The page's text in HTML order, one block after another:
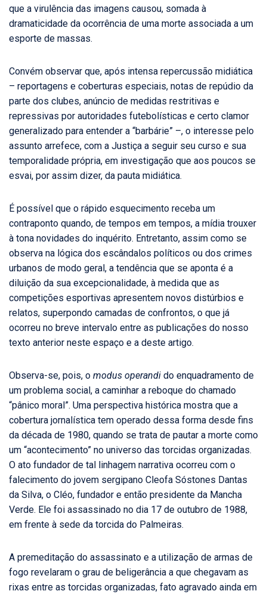
que a virulência das imagens causou, somada à
dramaticidade da ocorrência de uma morte associada a um
esporte de massas.
Convém observar que, após intensa repercussão midiática
– reportagens e coberturas especiais, notas de repúdio da
parte dos clubes, anúncio de medidas restritivas e
repressivas por autoridades futebolísticas e certo clamor
generalizado para entender a “barbárie” –, o interesse pelo
assunto arrefece, com a Justiça a seguir seu curso e sua
temporalidade própria, em investigação que aos poucos se
esvai, por assim dizer, da pauta midiática.
É possível que o rápido esquecimento receba um
contraponto quando, de tempos em tempos, a mídia trouxer
à tona novidades do inquérito. Entretanto, assim como se
observa na lógica dos escândalos políticos ou dos crimes
urbanos de modo geral, a tendência que se aponta é a
diluição da sua excepcionalidade, à medida que as
competições esportivas apresentem novos distúrbios e
relatos, superpondo camadas de confrontos, o que já
ocorreu no breve intervalo entre as publicações do nosso
texto anterior neste espaço e a deste artigo.
Observa-se, pois, o modus operandi do enquadramento de
um problema social, a caminhar a reboque do chamado
“pânico moral”. Uma perspectiva histórica mostra que a
cobertura jornalística tem operado dessa forma desde fins
da década de 1980, quando se trata de pautar a morte como
um “acontecimento” no universo das torcidas organizadas.
O ato fundador de tal linhagem narrativa ocorreu com o
falecimento do jovem sergipano Cleofa Sóstones Dantas
da Silva, o Cléo, fundador e então presidente da Mancha
Verde. Ele foi assassinado no dia 17 de outubro de 1988,
em frente à sede da torcida do Palmeiras.
A premeditação do assassinato e a utilização de armas de
fogo revelaram o grau de beligerância a que chegavam as
rixas entre as torcidas organizadas, fato agravado ainda em